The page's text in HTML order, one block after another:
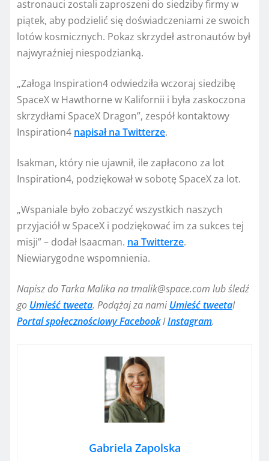
astronauci zostali zaproszeni do siedziby firmy w
piątek, aby podzielić się doświadczeniami ze swoich
lotów kosmicznych. Pokaz skrzydeł astronautów był
najwyraźniej niespodzianką.
„Załoga Inspiration4 odwiedziła wczoraj siedzibę
SpaceX w Hawthorne w Kalifornii i była zaskoczona
skrzydłami SpaceX Dragon”, zespół kontaktowy
Inspiration4 napisał na Twitterze.
Isakman, który nie ujawnił, ile zapłacono za lot
Inspiration4, podziękował w sobotę SpaceX za lot.
„Wspaniale było zobaczyć wszystkich naszych
przyjaciół w SpaceX i podziękować im za sukces tej
misji” – dodał Isaacman. na Twitterze.
Niewiarygodne wspomnienia.
Napisz do Tarka Malika na tmalik@space.com lub śledź
go Umieść tweeta. Podążaj za nami Umieść tweetaI
Portal społecznościowy FacebookIInstagram.
Gabriela Zapolska